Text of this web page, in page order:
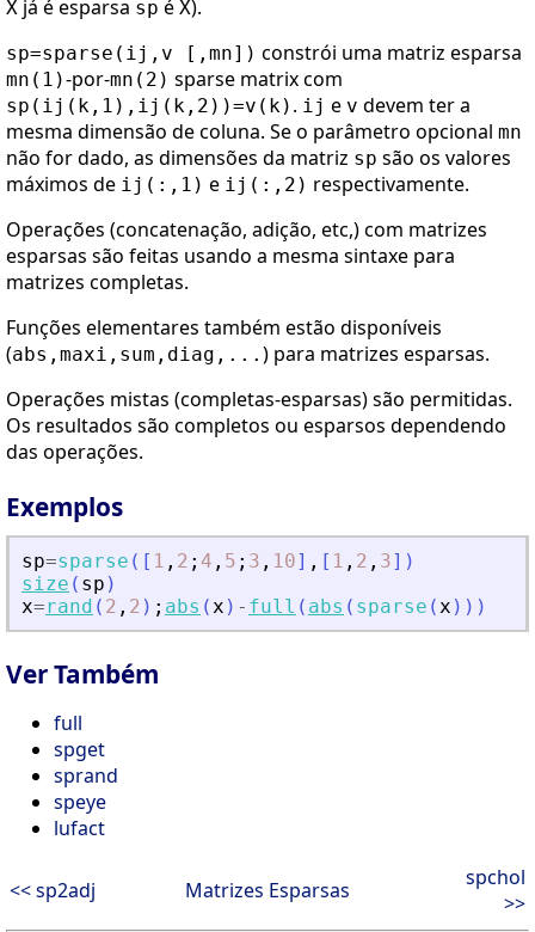
X já é esparsa sp é X).
sp=sparse(ij,v [,mn]) constrói uma matriz esparsa
mn(1)-por-mn(2) sparse matrix com
sp(ij(k,1),ij(k,2))=v(k) . ij e v devem ter a
mesma dimensão de coluna. Se o parâmetro opcional mn
não for dado, as dimensões da matriz sp são os valores
máximos de ij(:,1) e ij(:,2) respectivamente.
Operações (concatenação, adição, etc,) com matrizes
esparsas são feitas usando a mesma sintaxe para
matrizes completas.
Funções elementares também estão disponíveis
(abs,maxi,sum,diag,... ) para matrizes esparsas.
Operações mistas (completas-esparsas) são permitidas.
Os resultados são completos ou esparsos dependendo
das operações.
Exemplos
sp=sparse ( [ 1 , 2 ; 4 , 5 ; 3 , 10] , [ 1 , 2 , 3] )
size ( sp )
x=rand ( 2 , 2 ) ; abs (x ) - full ( abs ( sparse (x ) ) )
Ver Também
full
spget
sprand
speye
lufact
<< sp2adj Matrizes Esparsas
spchol
>>